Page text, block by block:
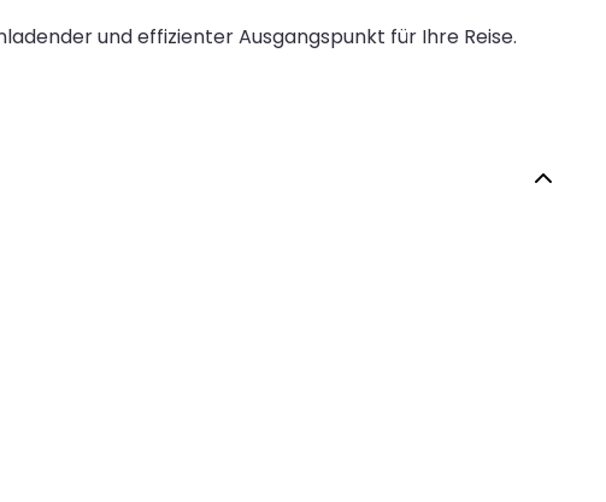
und effizienter Ausgangspunkt für Ihre Reise.